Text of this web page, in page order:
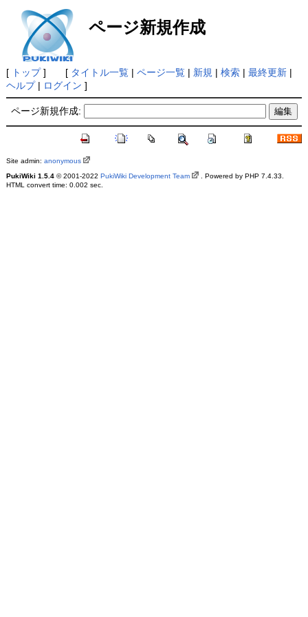
ページ新規作成
[ トップ] [ タイトル一覧| ページ一覧| 新規 | 検索| 最終更新|
ヘルプ| ログイン ]
ページ新規作成:
Site admin: anonymous
PukiWiki 1.5.4© 2001-2022 PukiWiki Development Team
. Powered by PHP 7.4.33.
HTML convert time: 0.002 sec.